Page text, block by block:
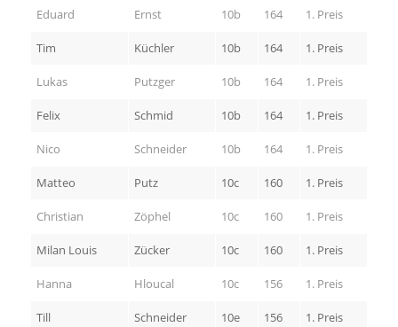
Eduard Ernst 10b 164 1. Preis
Tim Küchler 10b 164 1. Preis
Lukas Putzger 10b 164 1. Preis
Felix Schmid 10b 164 1. Preis
Nico Schneider 10b 164 1. Preis
Matteo Putz 10c 160 1. Preis
Christian Zöphel 10c 160 1. Preis
Milan Louis Zücker 10c 160 1. Preis
Hanna Hloucal 10c 156 1. Preis
Till Schneider 10e 156 1. Preis